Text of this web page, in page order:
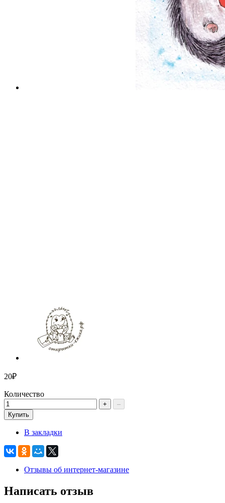
20₽
Количество
+
–
Купить
В закладки
Отзывы об интернет-магазине
Написать отзыв